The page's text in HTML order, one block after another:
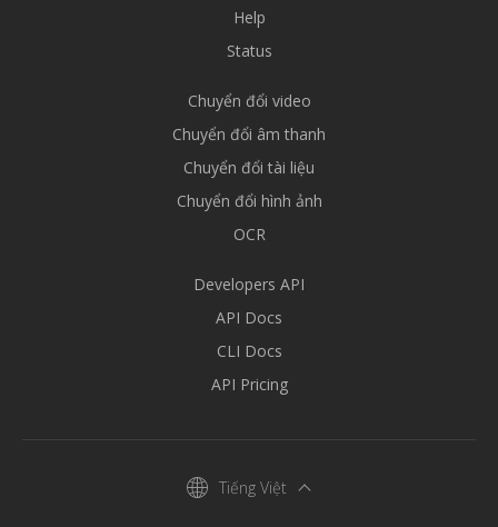
Help
Status
Chuyển đổi video
Chuyển đổi âm thanh
Chuyển đổi tài liệu
Chuyển đổi hình ảnh
OCR
Developers API
API Docs
CLI Docs
API Pricing
Tiếng Việt